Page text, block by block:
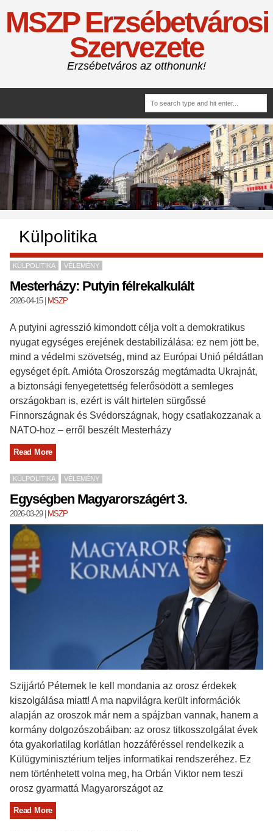
MSZP Erzsébetvárosi
Szervezete
Erzsébetváros az otthonunk!
Külpolitika
KÜLPOLITIKA VÉLEMÉNY
Mesterházy: Putyin félrekalkulált
2026-04-15| MSZP
A putyini agresszió kimondott célja volt a demokratikus
nyugat egységes erejének destabilizálása: ez nem jött be,
mind a védelmi szövetség, mind az Európai Unió példátlan
egységet épít. Amióta Oroszország megtámadta Ukrajnát,
a biztonsági fenyegetettség felerősödött a semleges
országokban is, ezért is vált hirtelen sürgőssé
Finnországnak és Svédországnak, hogy csatlakozzanak a
NATO-hoz – erről beszélt Mesterházy
Read More
KÜLPOLITIKA VÉLEMÉNY
Egységben Magyarországért 3.
2026-03-29| MSZP
Szijjártó Péternek le kell mondania az orosz érdekek
kiszolgálása miatt! A ma napvilágra került információk
alapján az oroszok már nem a spájzban vannak, hanem a
kormány dolgozószobáiban: az orosz titkosszolgálat évek
óta gyakorlatilag korlátlan hozzáféréssel rendelkezik a
Külügyminisztérium teljes informatikai rendszeréhez. Ez
nem történhetett volna meg, ha Orbán Viktor nem teszi
orosz gyarmattá Magyarországot az
Read More